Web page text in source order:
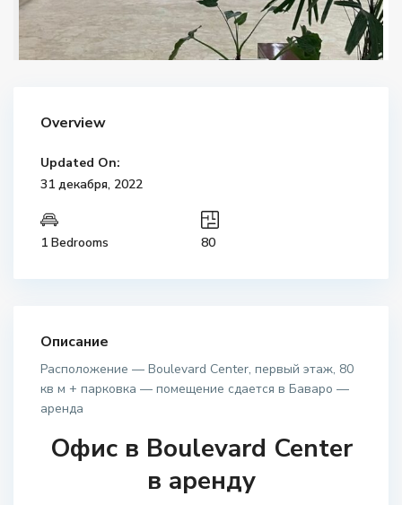
Overview
Updated On:
31 декабря, 2022
1 Bedrooms 80
Описание
Расположение — Boulevard Center, первый этаж, 80
кв м + парковка — помещение сдается в Баваро —
аренда
Офис в Boulevard Center
в аренду